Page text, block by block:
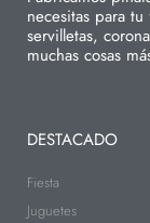
necesitas para
servilletas,
muchas cosas
DESTACADO
Fiesta
Juguetes